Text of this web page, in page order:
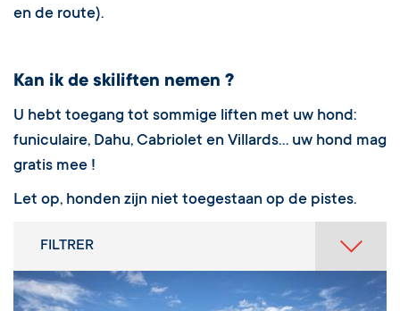
en de route).
Kan ik de skiliften nemen ?
U hebt toegang tot sommige liften met uw hond:
funiculaire, Dahu, Cabriolet en Villards… uw hond mag
gratis mee !
Let op, honden zijn niet toegestaan op de pistes.
FILTRER